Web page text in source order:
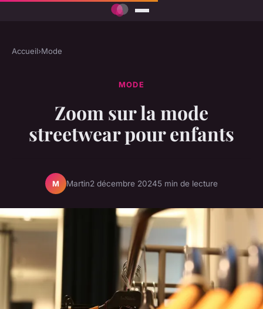
Accueil›Mode
MODE
Zoom sur la mode
streetwear pour enfants
M Martin2 décembre 20245 min de lecture